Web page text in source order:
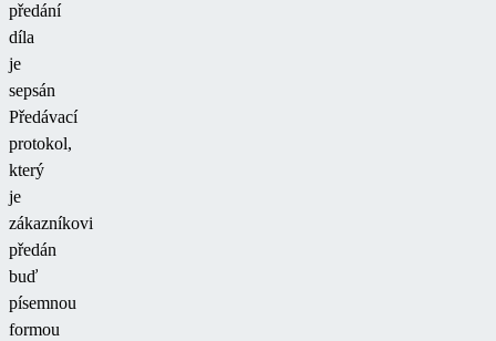
předání
díla
je
sepsán
Předávací
protokol,
který
je
zákazníkovi
předán
buď
písemnou
formou